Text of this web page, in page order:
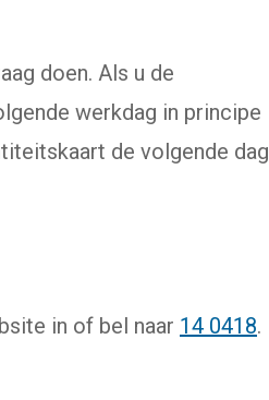
doen. Als u de
werkdag in principe
de volgende dag
in of bel naar 14 0418.